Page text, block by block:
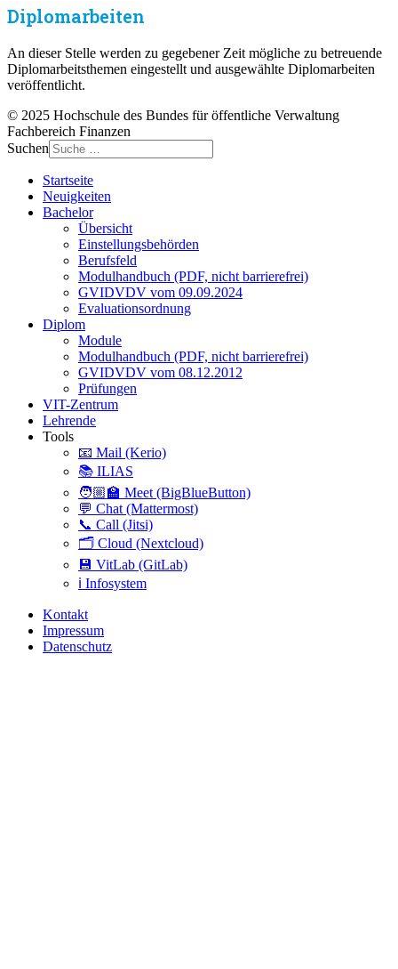
Diplomarbeiten
An dieser Stelle werden zu gegebener Zeit mögliche zu betreuende
Diplomarbeitsthemen eingestellt und ausgewählte Diplomarbeiten
veröffentlicht.
© 2025 Hochschule des Bundes für öffentliche Verwaltung
Fachbereich Finanzen
Suchen
Startseite
Neuigkeiten
Bachelor
Übersicht
Einstellungsbehörden
Berufsfeld
Modulhandbuch (PDF, nicht barrierefrei)
GVIDVDV vom 09.09.2024
Evaluationsordnung
Diplom
Module
Modulhandbuch (PDF, nicht barrierefrei)
GVIDVDV vom 08.12.2012
Prüfungen
VIT-Zentrum
Lehrende
Tools
📧 Mail (Kerio)
📚 ILIAS
🧑🏼‍🏫 Meet (BigBlueButton)
💬 Chat (Mattermost)
📞 Call (Jitsi)
🗂️ Cloud (Nextcloud)
💾 VitLab (GitLab)
ℹ️ Infosystem
Kontakt
Impressum
Datenschutz